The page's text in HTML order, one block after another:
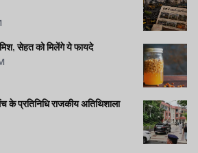
सेहत को मिलेंगे ये फायदे
के प्रतिनिधि राजकीय अतिथिशाला